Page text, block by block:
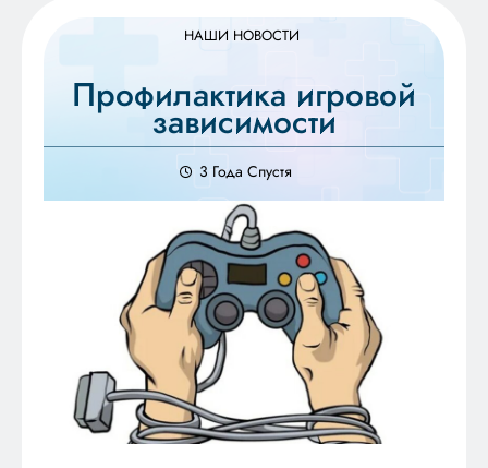
НАШИ НОВОСТИ
Профилактика игровой
зависимости
3 Года Спустя